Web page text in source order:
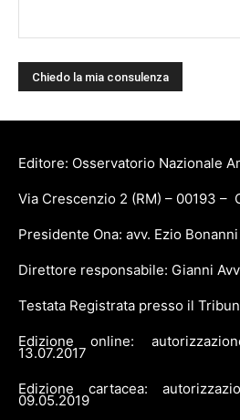
Editore: Osservatorio Nazionale
Via Crescenzio 2 (RM) – 00193 –
Presidente Ona: avv. Ezio Bonanni
Direttore responsabile: Gianni
Testata Registrata presso il
Edizione online:
13.07.2017
Edizione cartacea:
09.05.2019